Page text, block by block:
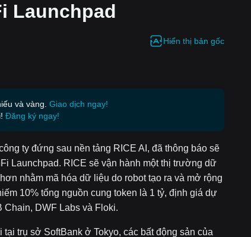
Launchpad
Hiển thị bản gốc
và vàng. Giao dịch ngay!
Đăng ký ngay!
ty đứng sau nền tảng RICE AI, đã thông báo sẽ
Launchpad. RICE sẽ vận hành một thị trường dữ
nhằm mã hóa dữ liệu do robot tạo ra và mở rộng
10% tổng nguồn cung token là 1 tỷ, định giá dự
Chain, DWF Labs và Floki.
trụ sở SoftBank ở Tokyo, các bất động sản của